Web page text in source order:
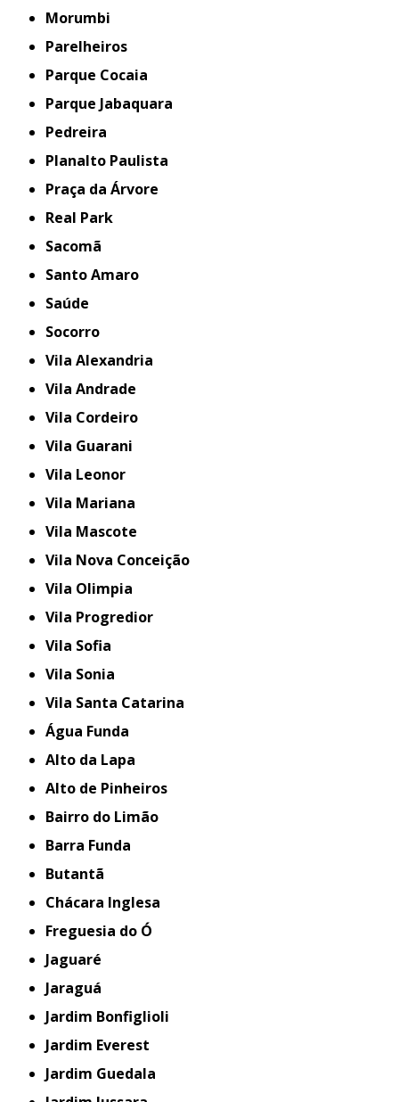
Morumbi
Parelheiros
Parque Cocaia
Parque Jabaquara
Pedreira
Planalto Paulista
Praça da Árvore
Real Park
Sacomã
Santo Amaro
Saúde
Socorro
Vila Alexandria
Vila Andrade
Vila Cordeiro
Vila Guarani
Vila Leonor
Vila Mariana
Vila Mascote
Vila Nova Conceição
Vila Olimpia
Vila Progredior
Vila Sofia
Vila Sonia
Vila Santa Catarina
Água Funda
Alto da Lapa
Alto de Pinheiros
Bairro do Limão
Barra Funda
Butantã
Chácara Inglesa
Freguesia do Ó
Jaguaré
Jaraguá
Jardim Bonfiglioli
Jardim Everest
Jardim Guedala